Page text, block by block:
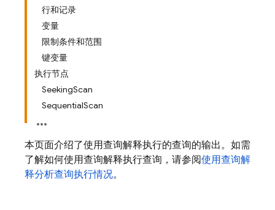
行和记录
变量
限制条件和范围
键变量
执行节点
SeekingScan
SequentialScan
本页面介绍了使用查询解释执行的查询的输出。如需
了解如何使用查询解释执行查询，请参阅使用查询解
释分析查询执行情况。